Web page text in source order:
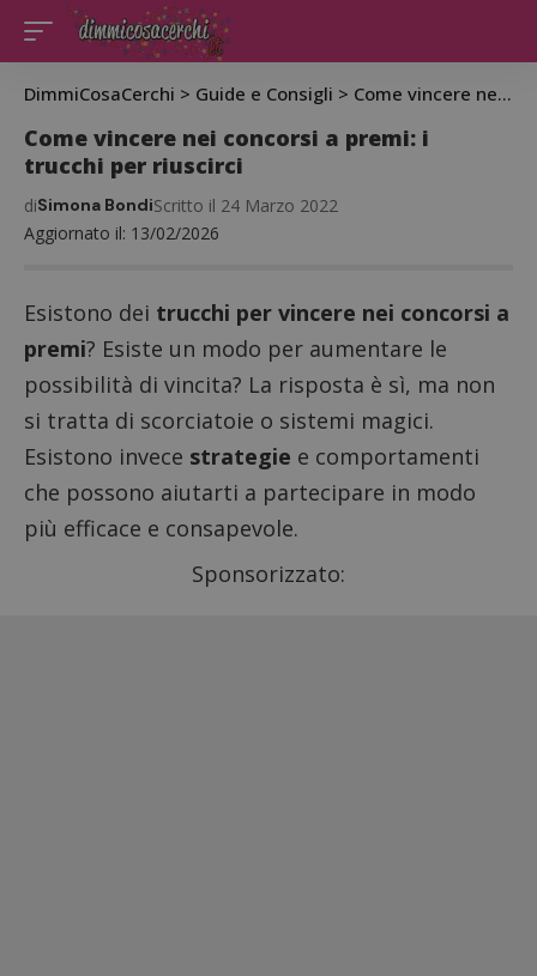
DimmiCosaCerchi > Guide e Consigli > Come vincere nei concorsi a premi: i trucchi per riuscirci
Come vincere nei concorsi a premi: i
trucchi per riuscirci
Aggiornato il: 13/02/2026
diSimona BondiScritto il 24 Marzo 2022
Esistono dei trucchi per vincere nei concorsi a
premi? Esiste un modo per aumentare le
possibilità di vincita? La risposta è sì, ma non
si tratta di scorciatoie o sistemi magici.
Esistono invece strategie e comportamenti
che possono aiutarti a partecipare in modo
più efficace e consapevole.
Sponsorizzato: